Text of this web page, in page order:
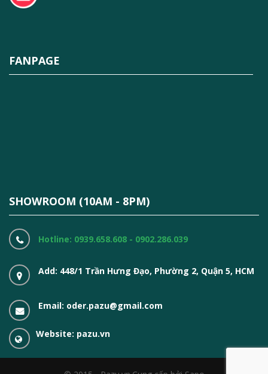
FANPAGE
SHOWROOM (10AM - 8PM)
Hotline: 0939.658.608 - 0902.286.039
Add: 448/1 Trần Hưng Đạo, Phường 2, Quận 5, HCM
Email: oder.pazu@gmail.com
Website: pazu.vn